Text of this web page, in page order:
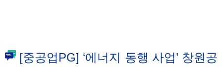
[중공업PG] ‘에너지 동행 사업’ 창원공